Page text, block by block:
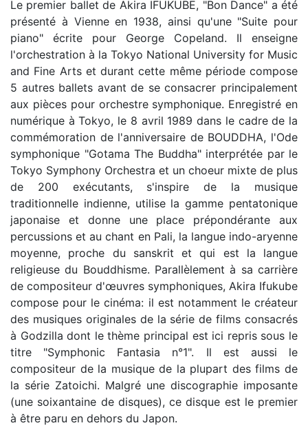
Le premier ballet de Akira IFUKUBE, "Bon Dance" a été
présenté à Vienne en 1938, ainsi qu'une "Suite pour
piano" écrite pour George Copeland. Il enseigne
l'orchestration à la Tokyo National University for Music
and Fine Arts et durant cette même période compose
5 autres ballets avant de se consacrer principalement
aux pièces pour orchestre symphonique. Enregistré en
numérique à Tokyo, le 8 avril 1989 dans le cadre de la
commémoration de l'anniversaire de BOUDDHA, l'Ode
symphonique "Gotama The Buddha" interprétée par le
Tokyo Symphony Orchestra et un choeur mixte de plus
de 200 exécutants, s'inspire de la musique
traditionnelle indienne, utilise la gamme pentatonique
japonaise et donne une place prépondérante aux
percussions et au chant en Pali, la langue indo-aryenne
moyenne, proche du sanskrit et qui est la langue
religieuse du Bouddhisme. Parallèlement à sa carrière
de compositeur d'œuvres symphoniques, Akira Ifukube
compose pour le cinéma: il est notamment le créateur
des musiques originales de la série de films consacrés
à Godzilla dont le thème principal est ici repris sous le
titre "Symphonic Fantasia n°1". Il est aussi le
compositeur de la musique de la plupart des films de
la série Zatoichi. Malgré une discographie imposante
(une soixantaine de disques), ce disque est le premier
à être paru en dehors du Japon.